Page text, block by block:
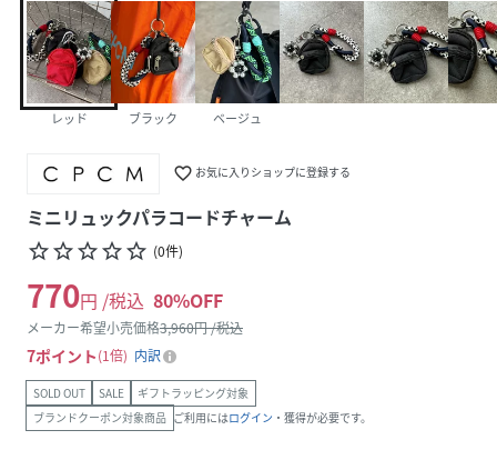
レッド ブラック ベージュ
favorite_border お気に入りショップに登録する
ミニリュックパラコードチャーム
star_borderstar_borderstar_borderstar_borderstar_border (0件)
770円 /税込 80%OFF
メーカー希望小売価格3,960円 /税込
7ポイント 1倍 内訳
SOLD OUT SALE
ギフトラッピング対象
ブランドクーポン対象商品 ご利用にはログイン ・獲得が必要です。